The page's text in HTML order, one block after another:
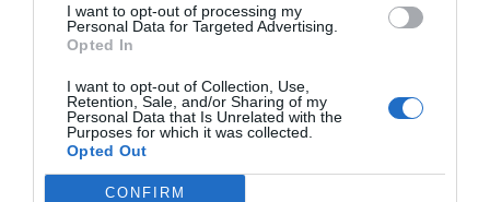
I want to opt-out of processing my
Personal Data for Targeted Advertising.
Opted In
I want to opt-out of Collection, Use,
Retention, Sale, and/or Sharing of my
Personal Data that Is Unrelated with the
Purposes for which it was collected.
Opted Out
CONFIRM